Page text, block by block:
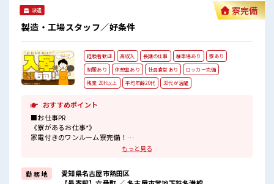
派遣
製造・工場スタッフ／好条件
寮完備
経験者歓迎 高収入 長期の仕事 駐車場あり
寮あり
制服あり
休憩室あり 社員食堂あり
ロッカー完備
残業 20H以上
平均年齢20代 30代が活躍
おすすめポイント
■お仕事PR
《寮があるお仕事*》
家電付きのワンルーム寮完備！
さらに寮費ほ補助3万円あり！
今までと違う場所で働いてみたい方や
一人暮らしをはじめてみたい方などにもオススメ！
もっと見る
勤 務 地
愛知県名古屋市熱田区